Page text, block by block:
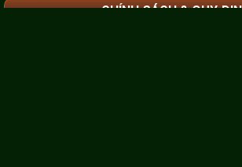
CHÍNH SÁCH & QUY